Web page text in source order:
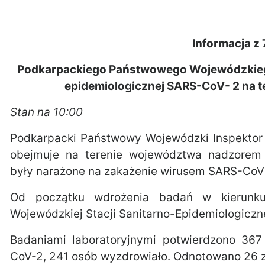
Informacja z
Podkarpackiego Państwowego
epidemiologicznej SARS-CoV- 2
Stan na 10:00
Podkarpacki Państwowy Wojewódzki
obejmuje na terenie województwa
były narażone na zakażenie wirusem SARS-
Od początku wdrożenia badań w
Wojewódzkiej Stacji Sanitarno-
Badaniami laboratoryjnymi potwierdzono
CoV-2, 241 osób wyzdrowiało. Odnotowano 26